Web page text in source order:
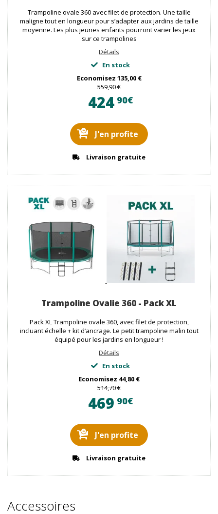
Trampoline ovale 360 avec filet de protection. Une taille
maligne tout en longueur pour s’adapter aux jardins de taille
moyenne. Les plus jeunes enfants pourront varier les jeux
sur ce trampolines
Détails
En stock
Economisez 135,00 €
559,90 €
424 90€
J'en profite
Livraison gratuite
Trampoline Ovalie 360 - Pack XL
Pack XL Trampoline ovale 360, avec filet de protection,
incluant échelle + kit d’ancrage. Le petit trampoline malin tout
équipé pour les jardins en longueur !
Détails
En stock
Economisez 44,80 €
514,70 €
469 90€
J'en profite
Livraison gratuite
Accessoires